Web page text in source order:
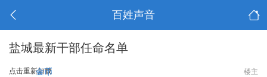
百姓声音
盐城最新干部任命名单
点击重新加载 楼主
金币